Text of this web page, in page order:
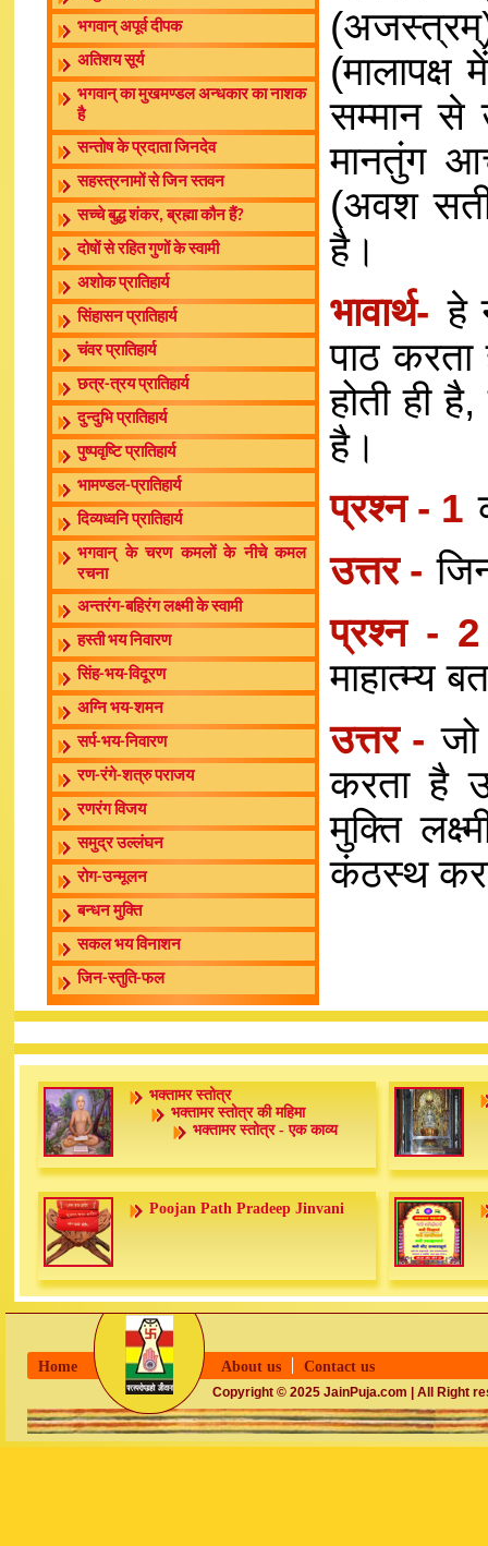
भगवान् अपूर्व दीपक
अतिशय सूर्य
भगवान् का मुखमण्डल अन्धकार का नाशक
है
सन्तोष के प्रदाता जिनदेव
सहस्त्रनामों से जिन स्तवन
सच्चे बुद्ध शंकर, ब्रह्मा कौन हैं?
दोषों से रहित गुणों के स्वामी
अशोक प्रातिहार्य
सिंहासन प्रातिहार्य
चंवर प्रातिहार्य
छत्र-त्रय प्रातिहार्य
दुन्दुभि प्रातिहार्य
पुष्पवृष्टि प्रातिहार्य
भामण्डल-प्रातिहार्य
दिव्यध्वनि प्रातिहार्य
भगवान् के चरण कमलों के नीचे कमल
रचना
अन्तरंग-बहिरंग लक्ष्मी के स्वामी
हस्ती भय निवारण
सिंह-भय-विदूरण
अग्नि भय-शमन
सर्प-भय-निवारण
रण-रंगे-शत्रु पराजय
रणरंग विजय
समुद्र उल्लंघन
रोग-उन्मूलन
बन्धन मुक्ति
सकल भय विनाशन
जिन-स्तुति-फल
सम्मान से
मानतुंग
(अवश
है।
भावार्थ- हे
पाठ करता
होती ही
है।
प्रश्न - 1
उत्तर -
प्रश्न - 2
माहात्म्य
उत्तर -
करता है
मुक्ति
कंठस्थ
भक्तामर स्तोत्र
भक्तामर स्तोत्र की महिमा
भक्तामर स्तोत्र - एक काव्य
Poojan Path Pradeep Jinvani
Home About us Contact us
Copyright © 2025 JainPuja.com | All Right